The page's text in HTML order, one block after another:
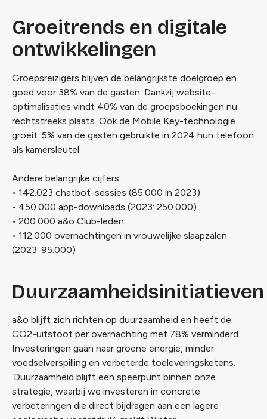
Groeitrends en digitale
ontwikkelingen
Groepsreizigers blijven de belangrijkste doelgroep en
goed voor 38% van de gasten. Dankzij website-
optimalisaties vindt 40% van de groepsboekingen nu
rechtstreeks plaats. Ook de Mobile Key-technologie
groeit: 5% van de gasten gebruikte in 2024 hun telefoon
als kamersleutel.
Andere belangrijke cijfers:
• 142.023 chatbot-sessies (85.000 in 2023)
• 450.000 app-downloads (2023: 250.000)
• 200.000 a&o Club-leden
• 112.000 overnachtingen in vrouwelijke slaapzalen
(2023: 95.000)
Duurzaamheidsinitiatieven
a&o blijft zich richten op duurzaamheid en heeft de
CO2-uitstoot per overnachting met 78% verminderd.
Investeringen gaan naar groene energie, minder
voedselverspilling en verbeterde toeleveringsketens.
‘Duurzaamheid blijft een speerpunt binnen onze
strategie, waarbij we investeren in concrete
verbeteringen die direct bijdragen aan een lagere